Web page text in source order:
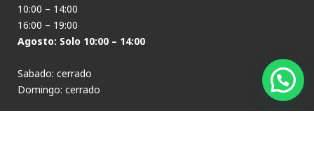
10:00 – 14:00
16:00 – 19:00
Agosto: Solo 10:00 – 14:00
Sabado: cerrado
Domingo: cerrado